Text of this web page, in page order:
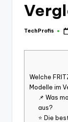
Posted
TechProfis
Welche
Modelle im
📌 Was
aus?
⭐ Die